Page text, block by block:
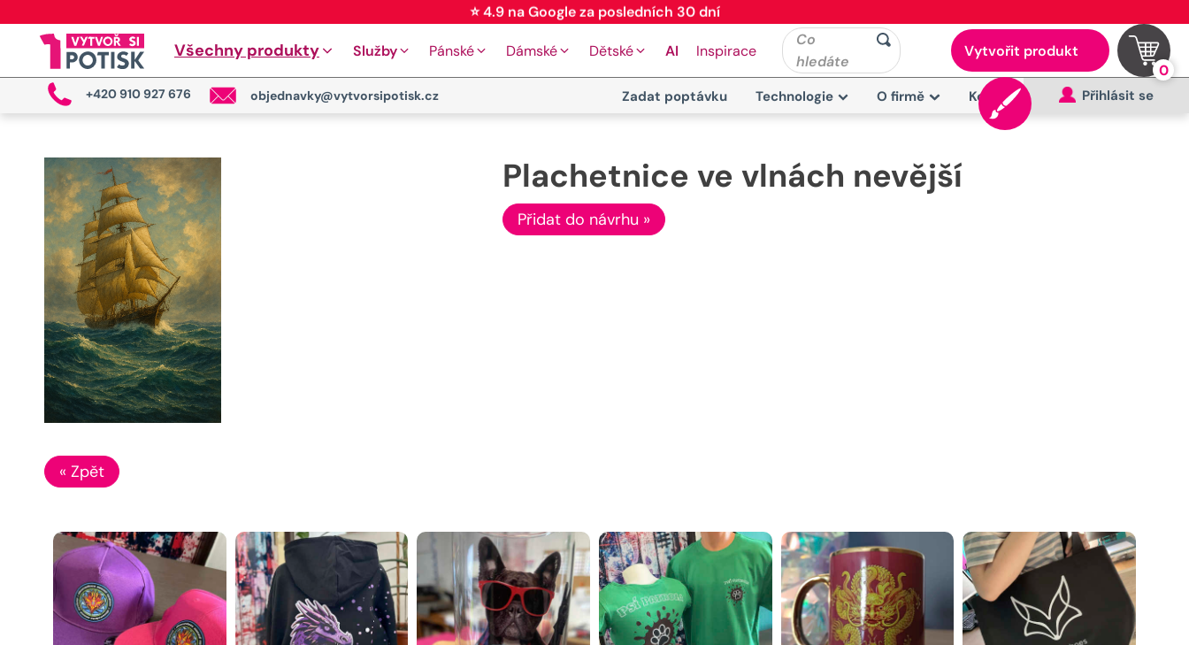
⭐ 4.9 na Google za posledních 30 dní
Všechny produkty Služby Pánské Dámské Dětské AI Inspirace
Co
hledáte
Vytvořit produkt
0
+420 910 927 676 objednavky@vytvorsipotisk.cz Zadat poptávku Technologie O firmě Kontakt Přihlásit se
Plachetnice ve vlnách nevější
Přidat do návrhu »
« Zpět